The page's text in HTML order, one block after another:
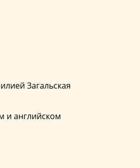
Загальская
и английском